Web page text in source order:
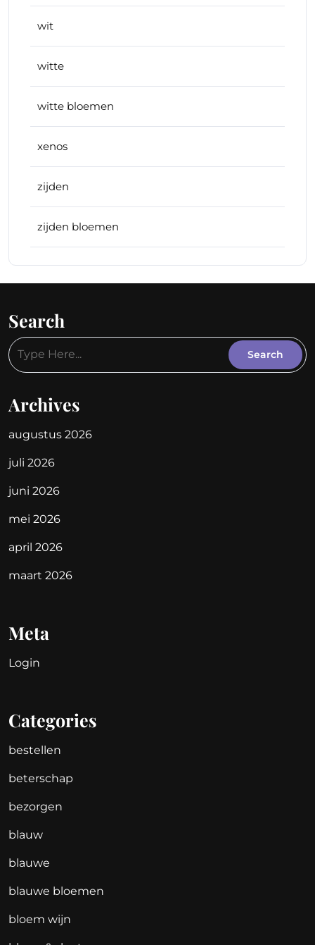
wit
witte
witte bloemen
xenos
zijden
zijden bloemen
Search
Archives
augustus 2026
juli 2026
juni 2026
mei 2026
april 2026
maart 2026
Meta
Login
Categories
bestellen
beterschap
bezorgen
blauw
blauwe
blauwe bloemen
bloem wijn